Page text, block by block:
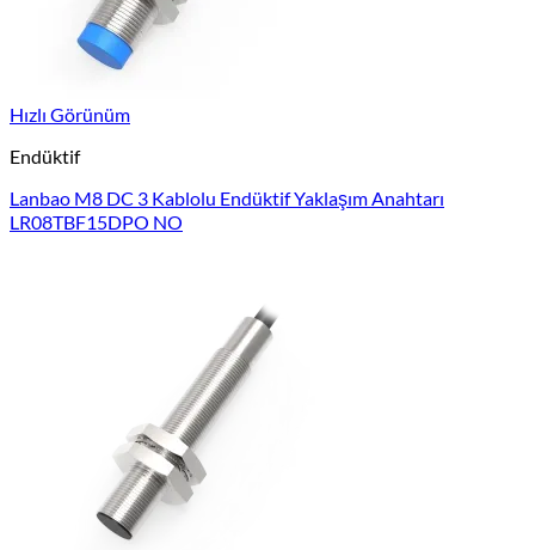
Hızlı Görünüm
Endüktif
Lanbao M8 DC 3 Kablolu Endüktif Yaklaşım Anahtarı
LR08TBF15DPO NO